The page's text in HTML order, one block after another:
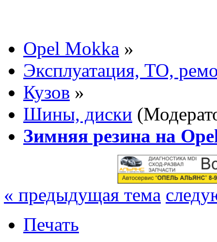
Opel Mokka »
Эксплуатация, ТО,
Кузов »
Шины, диски
Зимняя резина на
« предыдущая тема
Печать